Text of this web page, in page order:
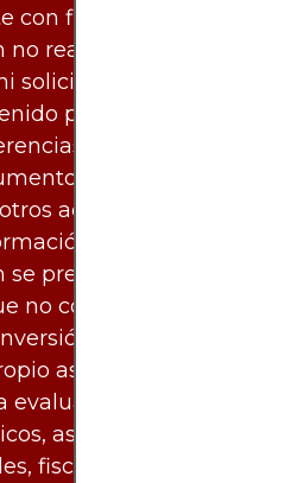
con fines informativos.
realiza
solicita acciones
proporcionado, ni
para invertir o
financieros,
activos.
disponibles en
presentan con la
no constituyen
Los usuarios
asesoramiento
los riesgos y
así como las
fiscales y contables